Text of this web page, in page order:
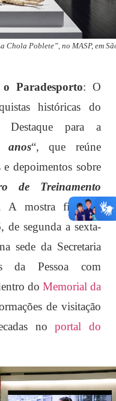
Chola Poblete”, no MASP, em
Paradesporto: O
históricas do
Destaque para a
anos“, que reúne
depoimentos sobre
de Treinamento
A mostra fica em
de segunda a sexta-
sede da Secretaria
da Pessoa com
do Memorial da
de visitação
noportal do